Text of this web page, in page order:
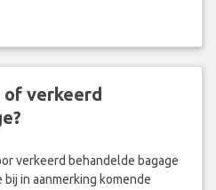
verkeerd
verkeerd behandelde bagage
in aanmerking komende